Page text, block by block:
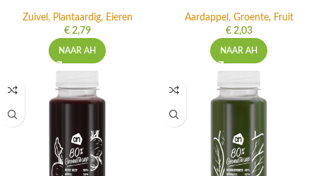
Zuivel, Plantaardig, Eieren
€2,79
NAAR AH
Aardappel, Groente, Fruit
€2,03
NAAR AH